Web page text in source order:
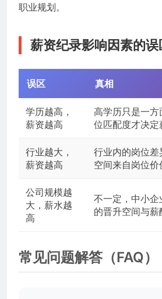
职业规划。
薪资纪录影响因素的
误区 真相
学历越高，
薪资越高
高学历只是一
位匹配度才决定
行业越大，
薪资越高
行业内的岗位
空间来自岗位价
公司规模越
大，薪水越
高
不一定，中小
的晋升空间与薪
常见问题解答（FAQ）